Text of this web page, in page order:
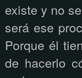
existe y no
será ese
Porque él
de hacerlo